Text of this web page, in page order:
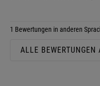
1 Bewertungen in anderen
ALLE BEWERTUNGEN